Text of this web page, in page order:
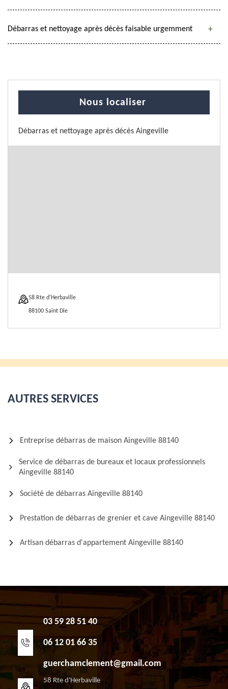
Débarras et nettoyage après décès faisable urgemment
Nous localiser
Débarras et nettoyage après décès Aingeville
58 Rte d'Herbaville
88100 Saint Die
AUTRES SERVICES
Entreprise débarras de maison Aingeville 88140
Service de débarras de bureaux et locaux professionnels
Aingeville 88140
Société de débarras Aingeville 88140
Prestation de débarras de grenier et cave Aingeville 88140
Artisan débarras d'appartement Aingeville 88140
03 59 28 51 40
06 12 01 66 35
guerchamclement@gmail.com
58 Rte d'Herbaville